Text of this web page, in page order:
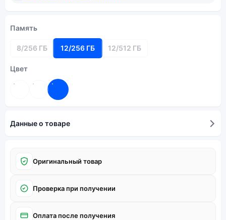
Память
8/256 ГБ 12/256 ГБ 12/512 ГБ
Цвет
Данные о товаре
Оригинальный товар
Проверка при получении
Оплата после получения